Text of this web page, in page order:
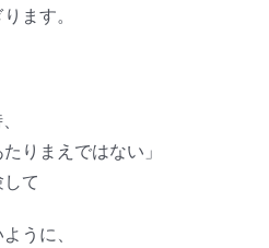
ます。
りまえではない」
て
うに、